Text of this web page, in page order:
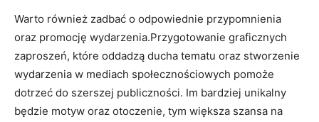
Warto również zadbać o odpowiednie przypomnienia
oraz promocję wydarzenia.Przygotowanie graficznych
zaproszeń, które oddadzą ducha tematu oraz stworzenie
wydarzenia w mediach społecznościowych pomoże
dotrzeć do szerszej publiczności. Im bardziej unikalny
będzie motyw oraz otoczenie, tym większa szansa na